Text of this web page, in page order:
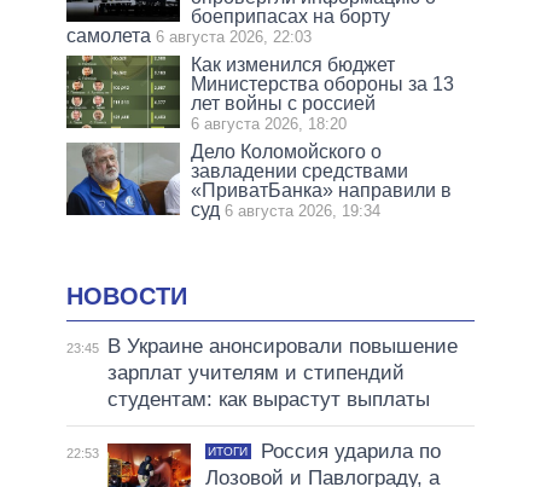
боеприпасах на борту
самолета 6 августа 2026, 22:03
Как изменился бюджет
Министерства обороны за 13
лет войны с россией
6 августа 2026, 18:20
Дело Коломойского о
завладении средствами
«ПриватБанка» направили в
суд 6 августа 2026, 19:34
НОВОСТИ
23:45
В Украине анонсировали повышение
зарплат учителям и стипендий
студентам: как вырастут выплаты
22:53 ИТОГИ
Россия ударила по
Лозовой и Павлограду, а